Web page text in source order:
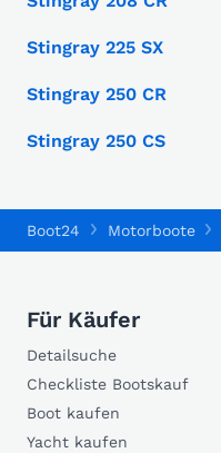
Stingray 225 SX
Stingray 250 CR
Stingray 250 CS
Boot24 Motorboote
Für Käufer
Detailsuche
Checkliste Bootskauf
Boot kaufen
Yacht kaufen